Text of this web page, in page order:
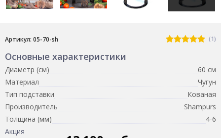
Артикул: 05-70-sh (1)
Основные характеристики
Диаметр (см)
60 см
Материал
Чугун
Тип подставки
Кованая
Производитель
Shampurs
Толщина (мм)
4-6
Акция